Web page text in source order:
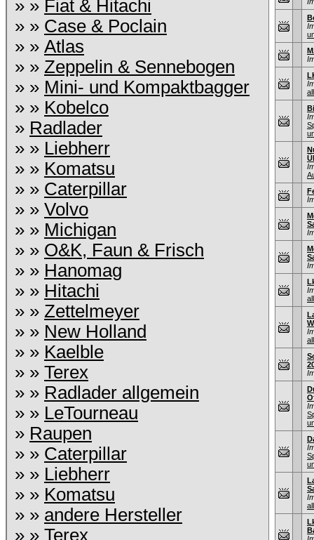
» » Fiat & Hitachi
» » Case & Poclain
» » Atlas
» » Zeppelin & Sennebogen
» » Mini- und Kompaktbagger
» » Kobelco
» Radlader
» » Liebherr
» » Komatsu
» » Caterpillar
» » Volvo
» » Michigan
» » O&K, Faun & Frisch
» » Hanomag
» » Hitachi
» » Zettelmeyer
» » New Holland
» » Kaelble
» » Terex
» » Radlader allgemein
» » LeTourneau
» Raupen
» » Caterpillar
» » Liebherr
» » Komatsu
» » andere Hersteller
» » Terex